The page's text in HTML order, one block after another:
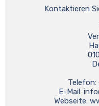
Kontaktieren
Telefon:
E-Mail:
Webseite: